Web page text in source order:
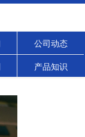
公司动态
产品知识